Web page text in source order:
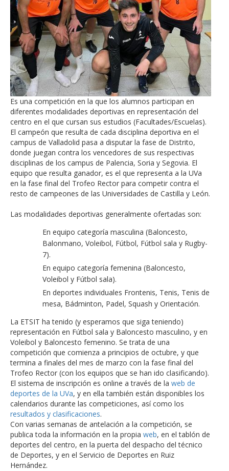
Es una competición en la que los alumnos participan en
diferentes modalidades deportivas en representación del
centro en el que cursan sus estudios (Facultades/Escuelas).
El campeón que resulta de cada disciplina deportiva en el
campus de Valladolid pasa a disputar la fase de Distrito,
donde juegan contra los vencedores de sus respectivas
disciplinas de los campus de Palencia, Soria y Segovia. El
equipo que resulta ganador, es el que representa a la UVa
en la fase final del Trofeo Rector para competir contra el
resto de campeones de las Universidades de Castilla y León.
Las modalidades deportivas generalmente ofertadas son:
En equipo categoría masculina (Baloncesto,
Balonmano, Voleibol, Fútbol, Fútbol sala y Rugby-
7).
En equipo categoría femenina (Baloncesto,
Voleibol y Fútbol sala).
En deportes individuales Frontenis, Tenis, Tenis de
mesa, Bádminton, Padel, Squash y Orientación.
La ETSIT ha tenido (y esperamos que siga teniendo)
representación en Fútbol sala y Baloncesto masculino, y en
Voleibol y Baloncesto femenino. Se trata de una
competición que comienza a principios de octubre, y que
termina a finales del mes de marzo con la fase final del
Trofeo Rector (con los equipos que se han ido clasificando).
El sistema de inscripción es online a través de la web de
deportes de la UVa, y en ella también están disponibles los
calendarios durante las competiciones, así como los
resultados y clasificaciones.
Con varias semanas de antelación a la competición, se
publica toda la información en la propia web, en el tablón de
deportes del centro, en la puerta del despacho del técnico
de Deportes, y en el Servicio de Deportes en Ruiz
Hernández.